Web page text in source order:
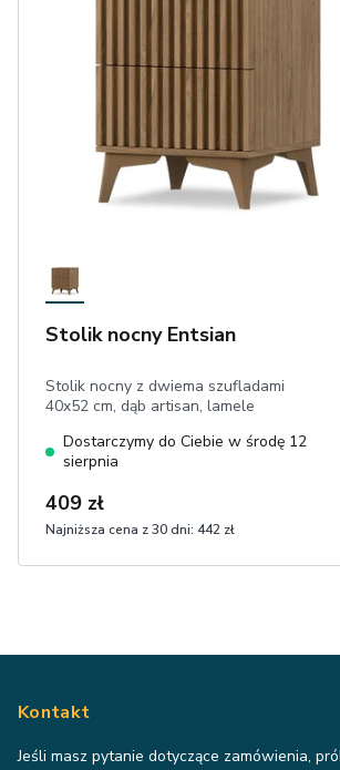
Stolik nocny Entsian
Stolik nocny z dwiema szufladami
40x52 cm, dąb artisan, lamele
Dostarczymy do Ciebie w środę 12
sierpnia
409 zł
Najniższa cena z 30 dni: 442 zł
Kontakt
Jeśli masz pytanie dotyczące zamówienia,